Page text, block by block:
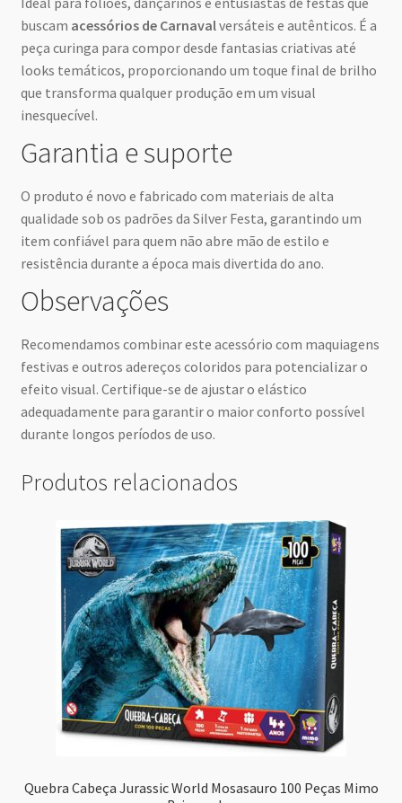
buscam acessórios de Carnavalversáteis e autênticos. É a
peça curinga para compor desde fantasias criativas até
looks temáticos, proporcionando um toque final de brilho
que transforma qualquer produção em um visual
inesquecível.
Garantia e suporte
O produto é novo e fabricado com materiais de alta
qualidade sob os padrões da Silver Festa, garantindo um
item confiável para quem não abre mão de estilo e
resistência durante a época mais divertida do ano.
Observações
Recomendamos combinar este acessório com maquiagens
festivas e outros adereços coloridos para potencializar o
efeito visual. Certifique-se de ajustar o elástico
adequadamente para garantir o maior conforto possível
durante longos períodos de uso.
Produtos relacionados
Quebra Cabeça Jurassic World Mosasauro 100 Peças Mimo